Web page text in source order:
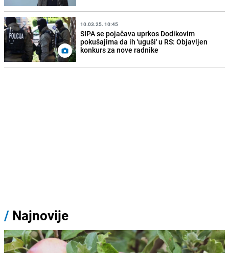
10.03.25. 10:45
SIPA se pojačava uprkos Dodikovim
pokušajima da ih 'uguši' u RS: Objavljen
konkurs za nove radnike
/ Najnovije